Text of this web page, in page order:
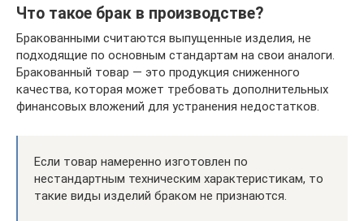
Что такое брак в производстве?
Бракованными считаются выпущенные изделия, не
подходящие по основным стандартам на свои аналоги.
Бракованный товар ― это продукция сниженного
качества, которая может требовать дополнительных
финансовых вложений для устранения недостатков.
Если товар намеренно изготовлен по
нестандартным техническим характеристикам, то
такие виды изделий браком не признаются.